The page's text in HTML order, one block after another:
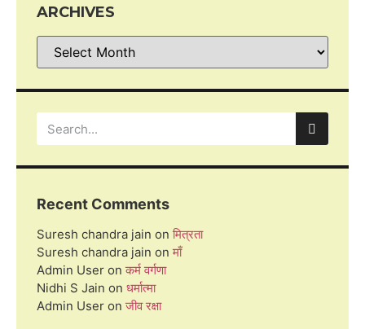
ARCHIVES
Recent Comments
Suresh chandra jain onमित्रता
Suresh chandra jain onमाँ
Admin User onकर्म वर्गणा
Nidhi S Jain on धर्मात्मा
Admin User onजीव रक्षा